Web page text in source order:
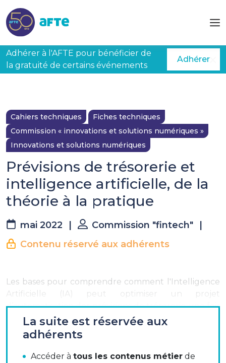
Adhérer à l'AFTE pour bénéficier de
la gratuité de certains événements
Adhérer
Cahiers techniques
Fiches techniques
Commission « innovations et solutions numériques »
Innovations et solutions numériques
Prévisions de trésorerie et
intelligence artificielle, de la
théorie à la pratique
mai 2022 Commission "fintech"
Contenu réservé aux adhérents
Les bases pour comprendre comment l'Intelligence
Artificielle (IA) peut optimiser un projet
d’automatisation des prévisions de trésorerie une fois
avoir choisi l’outil et pouvoir expliquer les limites de
l’IA quand le trésorier est challengé sur le sujet par
La suite est réservée aux
adhérents
Accéder à tous les contenus métier de